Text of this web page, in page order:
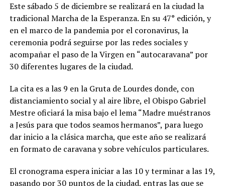
Este sábado 5 de diciembre se realizará en la ciudad la
tradicional Marcha de la Esperanza. En su 47° edición, y
en el marco de la pandemia por el coronavirus, la
ceremonia podrá seguirse por las redes sociales y
acompañar el paso de la Virgen en “autocaravana” por
30 diferentes lugares de la ciudad.
La cita es a las 9 en la Gruta de Lourdes donde, con
distanciamiento social y al aire libre, el Obispo Gabriel
Mestre oficiará la misa bajo el lema “Madre muéstranos
a Jesús para que todos seamos hermanos”, para luego
dar inicio a la clásica marcha, que este año se realizará
en formato de caravana y sobre vehículos particulares.
El cronograma espera iniciar a las 10 y terminar a las 19,
pasando por 30 puntos de la ciudad, entras las que se